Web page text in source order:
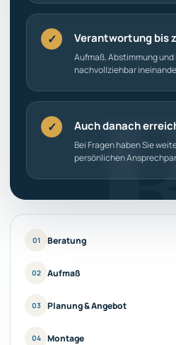
✓ Verantwortung bis
Aufmaß, Abstimmung
nachvollziehbar
✓ Auch danach
Bei Fragen haben Sie
persönlichen
01 Beratung
02 Aufmaß
03 Planung & Angebot
04 Montage